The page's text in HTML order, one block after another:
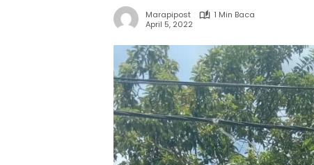
Marapipost
1 Min Baca
April 5, 2022